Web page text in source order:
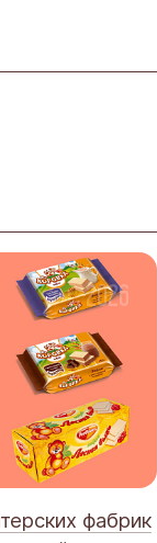
-2026
фабрик